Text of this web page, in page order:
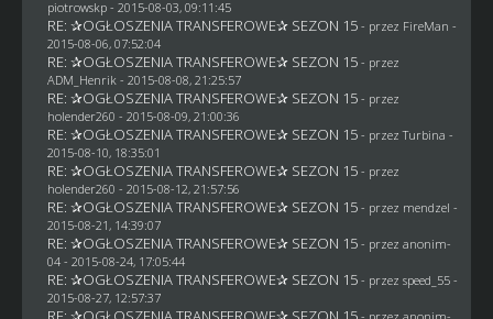
piotrowskp- 2015-08-03, 09:11:45
RE: ✰OGŁOSZENIA TRANSFEROWE✰ SEZON 15 - przez FireMan -
2015-08-06, 07:52:04
RE: ✰OGŁOSZENIA TRANSFEROWE✰ SEZON 15 - przez
ADM_Henrik- 2015-08-08, 21:25:57
RE: ✰OGŁOSZENIA TRANSFEROWE✰ SEZON 15 - przez
holender260 - 2015-08-09, 21:00:36
RE: ✰OGŁOSZENIA TRANSFEROWE✰ SEZON 15 - przez Turbina -
2015-08-10, 18:35:01
RE: ✰OGŁOSZENIA TRANSFEROWE✰ SEZON 15 - przez
holender260 - 2015-08-12, 21:57:56
RE: ✰OGŁOSZENIA TRANSFEROWE✰ SEZON 15 - przez mendzel -
2015-08-21, 14:39:07
RE: ✰OGŁOSZENIA TRANSFEROWE✰ SEZON 15 - przez anonim-
04- 2015-08-24, 17:05:44
RE: ✰OGŁOSZENIA TRANSFEROWE✰ SEZON 15 - przez speed_55 -
2015-08-27, 12:57:37